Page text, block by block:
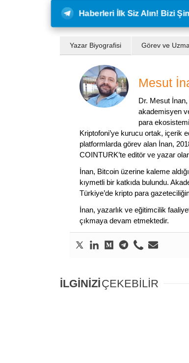
Haberleri İlk Siz Alın! Bizi
Yazar Biyografisi Görev ve
Mesut
Dr. Mesut İnan,
akademisyen
para
Kriptofoni’ye kurucu ortak, içerik
platformlarda görev alan İnan,
COINTURK’te editör ve yazar
İnan, Bitcoin üzerine kaleme
kıymetli bir katkıda bulundu.
Türkiye’de kripto para
İnan, yazarlık ve eğitimcilik
çıkmaya devam etmektedir.
İLGİNİZİÇEKEBİLİR